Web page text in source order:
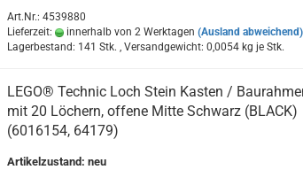
Art.Nr.: 4539880
Lieferzeit:
innerhalb von 2 Werktagen (Ausland abweichend)
Lagerbestand: 141 Stk. , Versandgewicht: 0,0054kg je Stk.
LEGO® Technic Loch Stein Kasten /
mit 20 Löchern, offene Mitte Schwarz (BLACK)
(6016154, 64179)
Artikelzustand: neu